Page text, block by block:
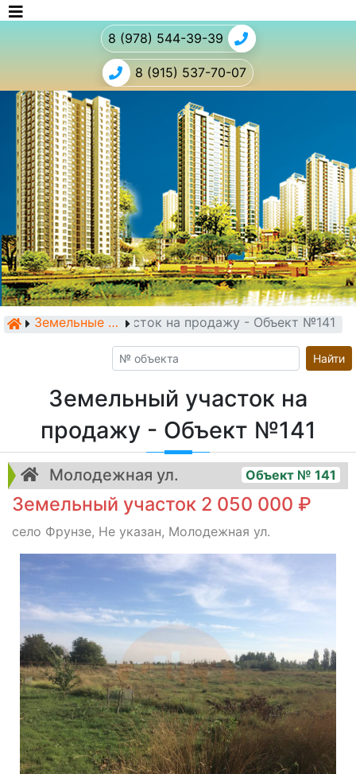
8 (978) 544-39-39
8 (915) 537-70-07
Земельные участки
Земельный участок на продажу - Объект №141
Найти
Земельный участок на
продажу - Объект №141
Молодежная ул. Объект № 141
Земельный участок 2 050 000 ₽
село Фрунзе, Не указан, Молодежная ул.